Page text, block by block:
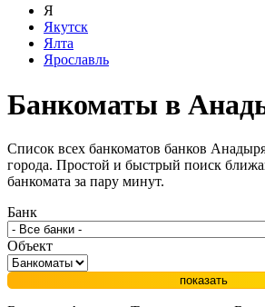
Я
Якутск
Ялта
Ярославль
Банкоматы в
Список всех банкоматов банков
города. Простой и быстрый поиск
банкомата за пару минут.
Банк
Объект
показать